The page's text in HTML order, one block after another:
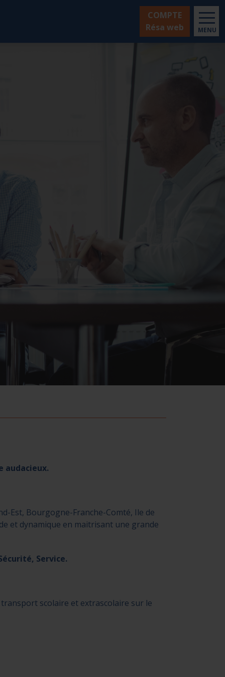
MENU
COMPTE
Résa web
audacieux.
Est, Bourgogne-Franche-Comté, Ile de
et dynamique en maitrisant une grande
Service.
scolaire et extrascolaire sur le